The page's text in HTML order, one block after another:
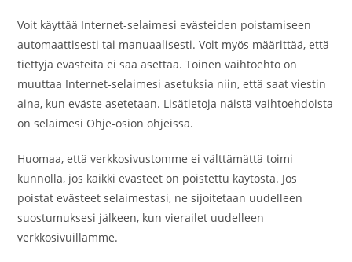
Voit käyttää Internet-selaimesi evästeiden poistamiseen
automaattisesti tai manuaalisesti. Voit myös määrittää, että
tiettyjä evästeitä ei saa asettaa. Toinen vaihtoehto on
muuttaa Internet-selaimesi asetuksia niin, että saat viestin
aina, kun eväste asetetaan. Lisätietoja näistä vaihtoehdoista
on selaimesi Ohje-osion ohjeissa.
Huomaa, että verkkosivustomme ei välttämättä toimi
kunnolla, jos kaikki evästeet on poistettu käytöstä. Jos
poistat evästeet selaimestasi, ne sijoitetaan uudelleen
suostumuksesi jälkeen, kun vierailet uudelleen
verkkosivuillamme.